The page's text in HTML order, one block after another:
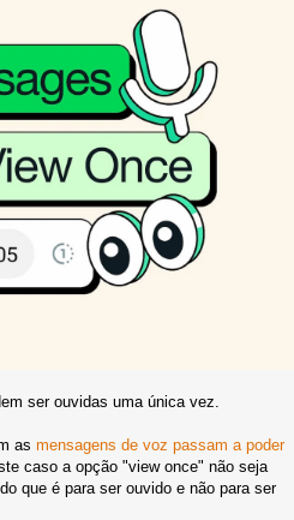
ser ouvidas uma única vez.
as mensagens de voz passam a poder
caso a opção "view once" não seja
que é para ser ouvido e não para ser